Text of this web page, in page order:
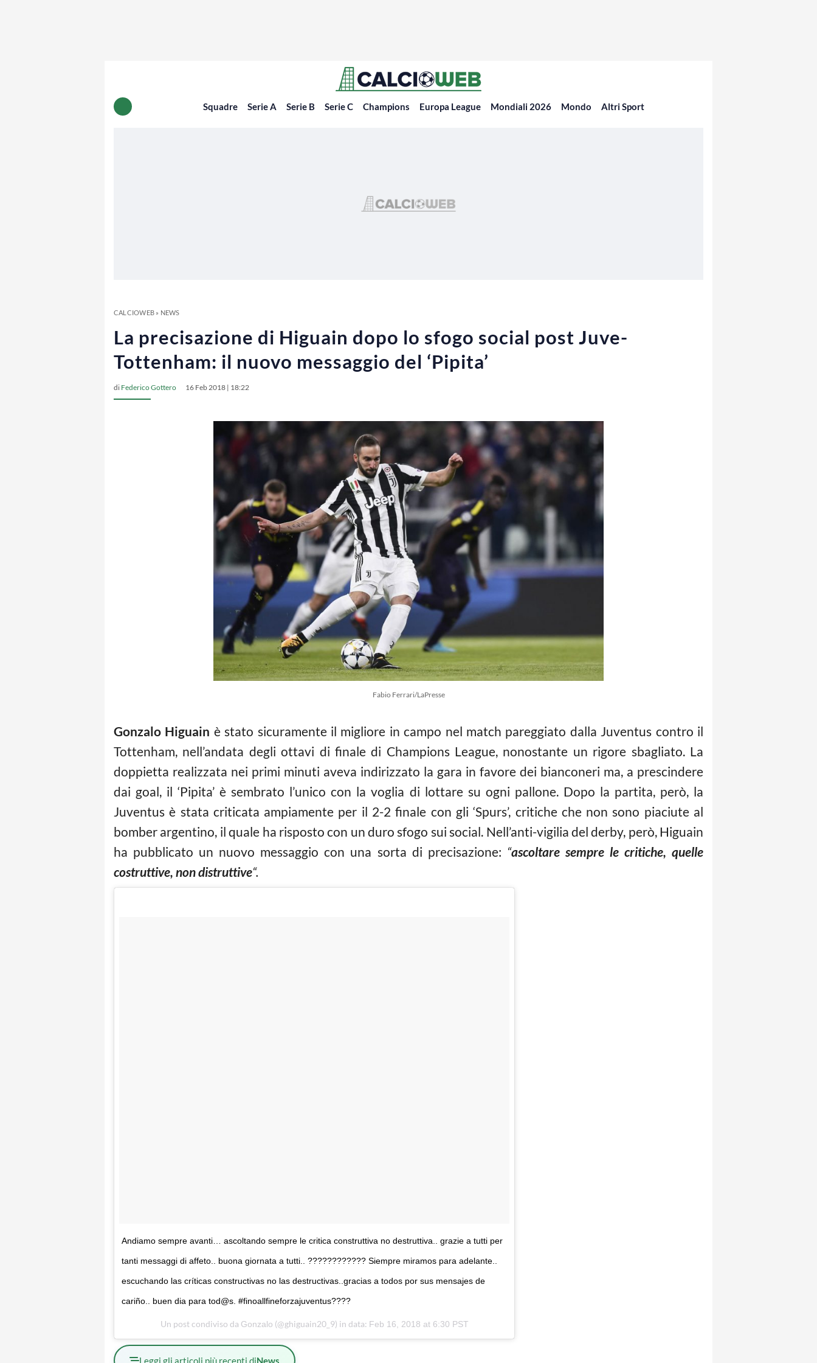
Squadre Serie A Serie B Serie C Champions Europa League Mondiali 2026 Mondo Altri Sport
CALCIOWEB» NEWS
La precisazione di Higuain dopo lo sfogo social post Juve-
Tottenham: il nuovo messaggio del ‘Pipita’
di Federico Gottero 16 Feb 2018 | 18:22
Fabio Ferrari/LaPresse
Gonzalo Higuain è stato sicuramente il migliore in campo nel match pareggiato dalla Juventus contro il
Tottenham, nell’andata degli ottavi di finale di Champions League, nonostante un rigore sbagliato. La
doppietta realizzata nei primi minuti aveva indirizzato la gara in favore dei bianconeri ma, a prescindere
dai goal, il ‘Pipita’ è sembrato l’unico con la voglia di lottare su ogni pallone. Dopo la partita, però, la
Juventus è stata criticata ampiamente per il 2-2 finale con gli ‘Spurs’, critiche che non sono piaciute al
bomber argentino, il quale ha risposto con un duro sfogo sui social. Nell’anti-vigilia del derby, però, Higuain
ha pubblicato un nuovo messaggio con una sorta di precisazione: “ascoltare sempre le critiche, quelle
costruttive, non distruttive“.
Andiamo sempre avanti… ascoltando sempre le critica construttiva no destruttiva.. grazie a tutti per
tanti messaggi di affeto.. buona giornata a tutti.. ???????????? Siempre miramos para adelante..
escuchando las críticas constructivas no las destructivas..gracias a todos por sus mensajes de
cariño.. buen dia para tod@s. #finoallfineforzajuventus????
Un post condiviso da Gonzalo (@ghiguain20_9) in data: Feb 16, 2018 at 6:30 PST
Leggi gli articoli più recenti diNews